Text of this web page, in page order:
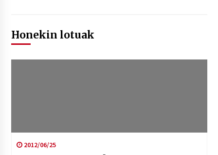
Honekin lotuak
2012/06/25